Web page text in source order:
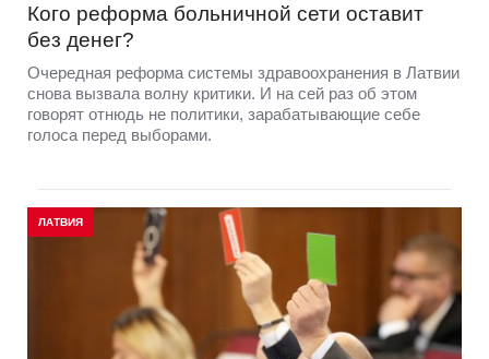
Кого реформа больничной сети оставит
без денег?
Очередная реформа системы здравоохранения в Латвии
снова вызвала волну критики. И на сей раз об этом
говорят отнюдь не политики, зарабатывающие себе
голоса перед выборами.
ЛАТВИЯ